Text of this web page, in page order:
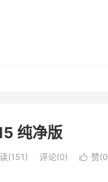
纯净版
(151) 评论(0)  赞(0